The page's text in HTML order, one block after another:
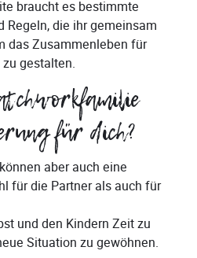
braucht es bestimmte
Regeln, die ihr gemeinsam
das Zusammenleben für
gestalten.
für dich?
aber auch eine
für die Partner als auch für
und den Kindern Zeit zu
Situation zu gewöhnen.